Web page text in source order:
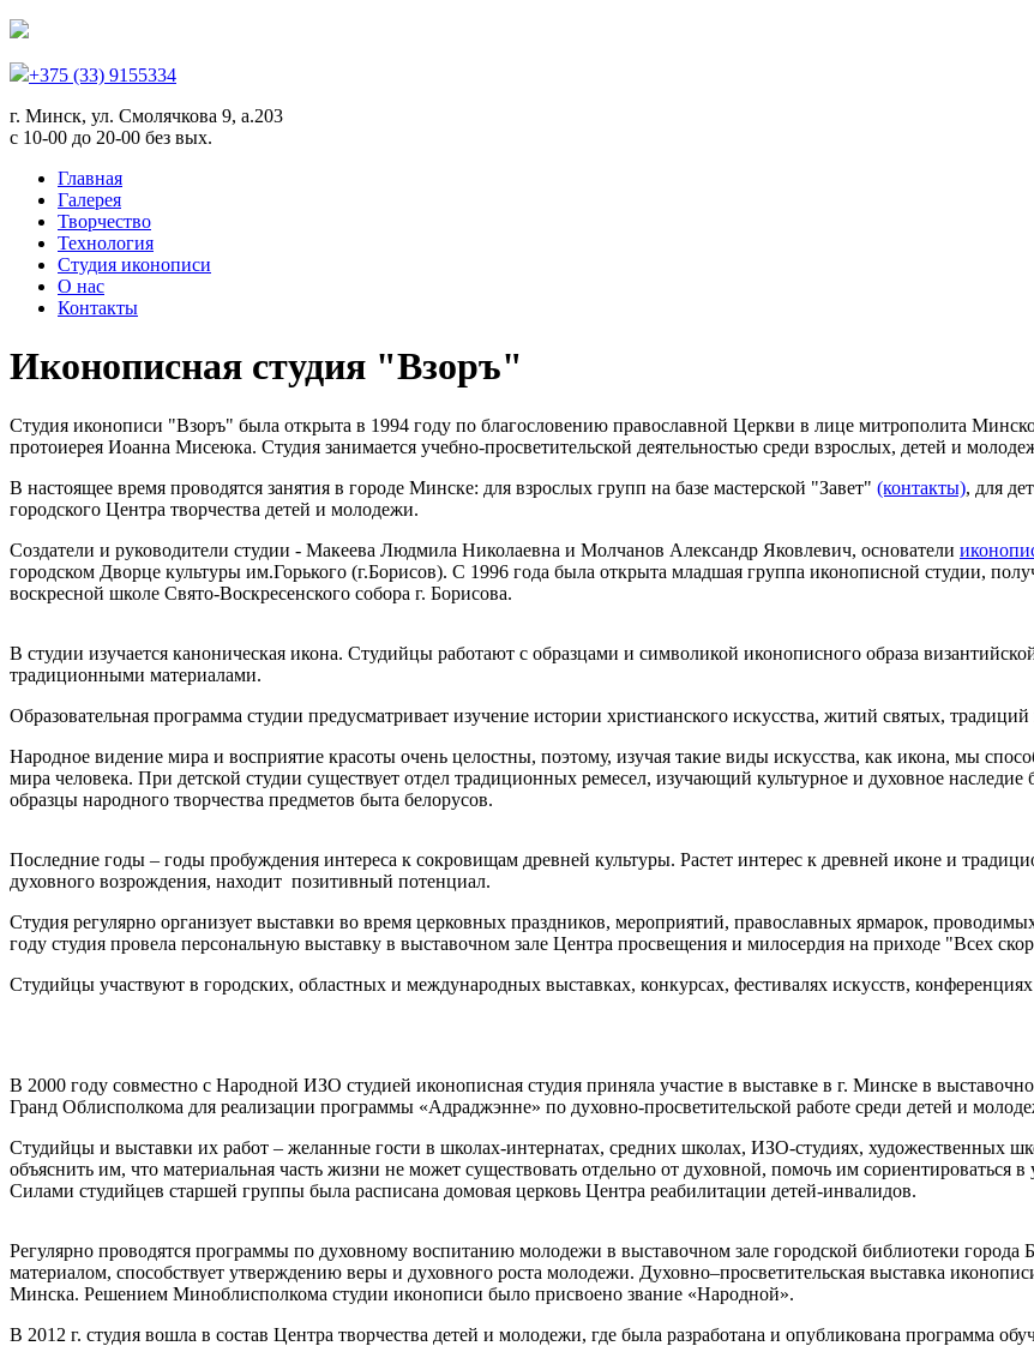
+375 (33) 9155334
г. Минск, ул. Смолячкова 9, а.203
с 10-00 до 20-00 без вых.
Главная
Галерея
Творчество
Технология
Студия иконописи
О нас
Контакты
Иконописная студия "Взоръ"
Студия иконописи "Взоръ" была открыта в 1994 году по благословению православной Церкви в лице митрополита
протоиерея Иоанна Мисеюка. Студия занимается учебно-просветительской деятельностью среди взрослых, детей и
В настоящее время проводятся занятия в городе Минске: для взрослых групп на базе мастерской "Завет" (контакты), для
городского Центра творчества детей и молодежи.
Создатели и руководители студии - Макеева Людмила Николаевна и Молчанов Александр Яковлевич, основатели
городском Дворце культуры им.Горького (г.Борисов). С 1996 года была открыта младшая группа иконописной студии,
воскресной школе Свято-Воскресенского собора г. Борисова.
В студии изучается каноническая икона. Студийцы работают с образцами и символикой иконописного образа
традиционными материалами.
Образовательная программа студии предусматривает изучение истории христианского искусства, житий святых,
Народное видение мира и восприятие красоты очень целостны, поэтому, изучая такие виды искусства, как икона, мы
мира человека. При детской студии существует отдел традиционных ремесел, изучающий культурное и духовное
образцы народного творчества предметов быта белорусов.
Последние годы – годы пробуждения интереса к сокровищам древней культуры. Растет интерес к древней иконе и
духовного возрождения, находит позитивный потенциал.
Студия регулярно организует выставки во время церковных праздников, мероприятий, православных ярмарок,
году студия провела персональную выставку в выставочном зале Центра просвещения и милосердия на приходе "Всех
Студийцы участвуют в городских, областных и международных выставках, конкурсах, фестивалях искусств, конференциях
В 2000 году совместно с Народной ИЗО студией иконописная студия приняла участие в выставке в г. Минске в
Гранд Облисполкома для реализации программы «Адраджэнне» по духовно-просветительской работе среди детей и
Студийцы и выставки их работ – желанные гости в школах-интернатах, средних школах, ИЗО-студиях, художественных
объяснить им, что материальная часть жизни не может существовать отдельно от духовной, помочь им
Силами студийцев старшей группы была расписана домовая церковь Центра реабилитации детей-инвалидов.
Регулярно проводятся программы по духовному воспитанию молодежи в выставочном зале городской библиотеки города
материалом, способствует утверждению веры и духовного роста молодежи. Духовно–просветительская выставка
Минска. Решением Миноблисполкома студии иконописи было присвоено звание «Народной».
В 2012 г. студия вошла в состав Центра творчества детей и молодежи, где была разработана и опубликована программа